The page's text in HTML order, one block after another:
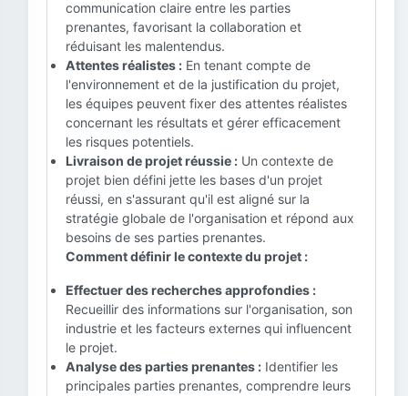
communication claire entre les parties
prenantes, favorisant la collaboration et
réduisant les malentendus.
Attentes réalistes : En tenant compte de
l'environnement et de la justification du projet,
les équipes peuvent fixer des attentes réalistes
concernant les résultats et gérer efficacement
les risques potentiels.
Livraison de projet réussie : Un contexte de
projet bien défini jette les bases d'un projet
réussi, en s'assurant qu'il est aligné sur la
stratégie globale de l'organisation et répond aux
besoins de ses parties prenantes.
Comment définir le contexte du projet :
Effectuer des recherches approfondies :
Recueillir des informations sur l'organisation, son
industrie et les facteurs externes qui influencent
le projet.
Analyse des parties prenantes : Identifier les
principales parties prenantes, comprendre leurs